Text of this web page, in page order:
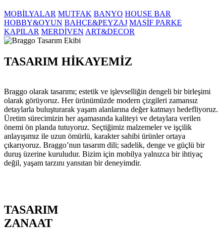
MOBİLYALAR MUTFAK BANYO HOUSE BAR
HOBBY&OYUN BAHÇE&PEYZAJ MASİF PARKE
KAPILAR MERDİVEN ART&DECOR
TASARIM HİKAYEMİZ
Braggo olarak tasarımı; estetik ve işlevselliğin dengeli bir birleşimi
olarak görüyoruz. Her ürünümüzde modern çizgileri zamansız
detaylarla buluşturarak yaşam alanlarına değer katmayı hedefliyoruz.
Üretim sürecimizin her aşamasında kaliteyi ve detaylara verilen
önemi ön planda tutuyoruz. Seçtiğimiz malzemeler ve işçilik
anlayışımız ile uzun ömürlü, karakter sahibi ürünler ortaya
çıkarıyoruz. Braggo’nun tasarım dili; sadelik, denge ve güçlü bir
duruş üzerine kuruludur. Bizim için mobilya yalnızca bir ihtiyaç
değil, yaşam tarzını yansıtan bir deneyimdir.
TASARIM
ZANAAT